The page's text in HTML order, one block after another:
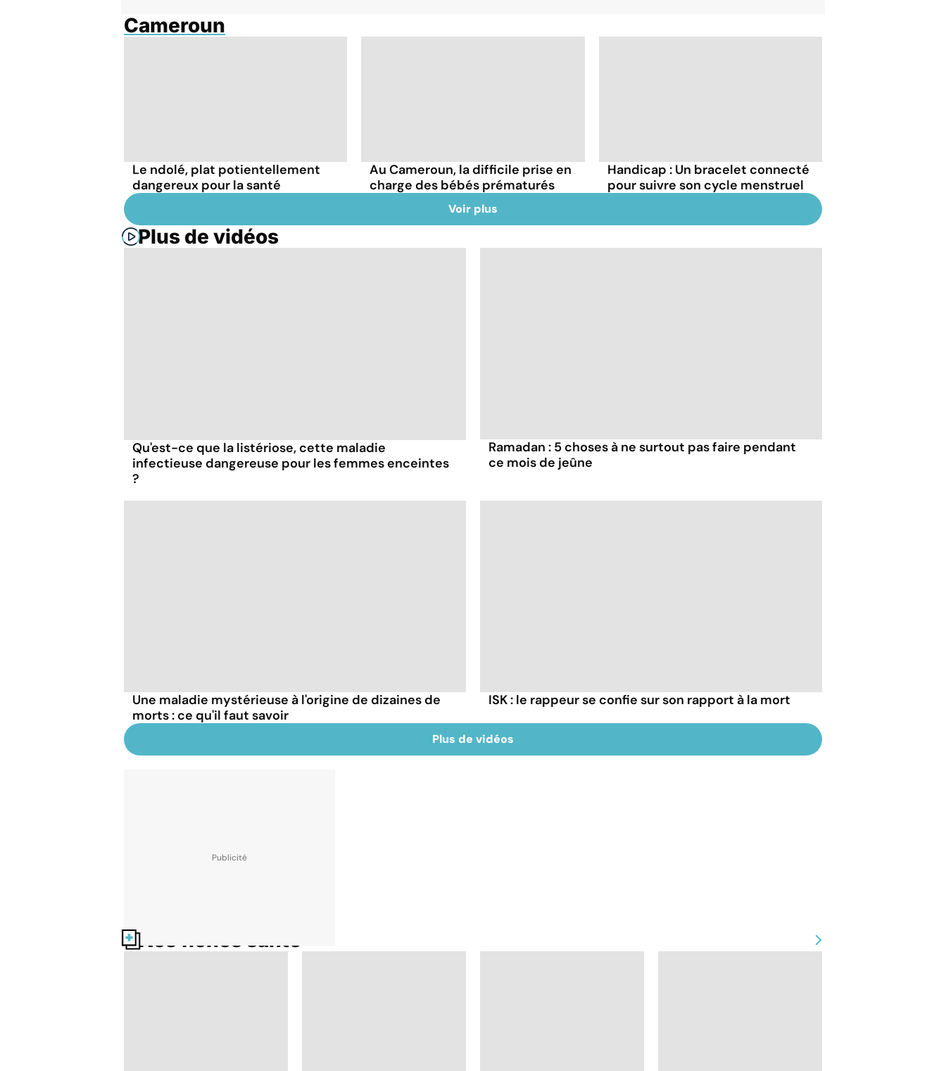
Cameroun
Le ndolé, plat potientellement
dangereux pour la santé
Au Cameroun, la difficile prise en
charge des bébés prématurés
Handicap : Un bracelet connecté
pour suivre son cycle menstruel
Voir plus
Plus de vidéos
Qu'est-ce que la listériose, cette maladie
infectieuse dangereuse pour les femmes enceintes
?
Ramadan : 5 choses à ne surtout pas faire pendant
ce mois de jeûne
Une maladie mystérieuse à l'origine de dizaines de
morts : ce qu'il faut savoir
ISK : le rappeur se confie sur son rapport à la mort
Plus de vidéos
Nos fiches santé